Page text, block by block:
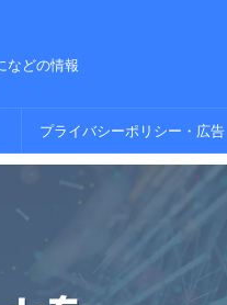
などの情報
プライバシーポリシー・広告